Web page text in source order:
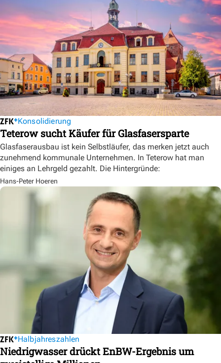
Konsolidierung
Teterow sucht Käufer für Glasfasersparte
Glasfaserausbau ist kein Selbstläufer, das merken jetzt auch
zunehmend kommunale Unternehmen. In Teterow hat man
einiges an Lehrgeld gezahlt. Die Hintergründe:
Hans-Peter Hoeren
Halbjahreszahlen
Niedrigwasser drückt EnBW-Ergebnis um